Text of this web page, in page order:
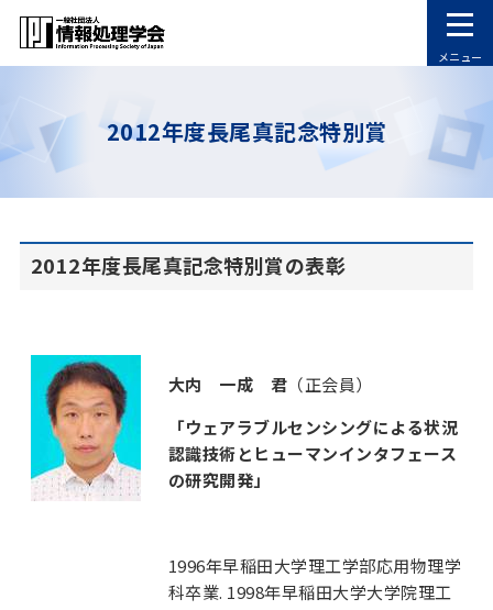
メニュー
2012年度長尾真記念特別賞
2012年度長尾真記念特別賞の表彰
大内 一成 君 （正会員）
「ウェアラブルセンシングによる状況
認識技術とヒューマンインタフェース
の研究開発」
1996年早稲田大学理工学部応用物理学
科卒業. 1998年早稲田大学大学院理工